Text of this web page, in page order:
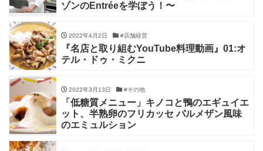
ゾンのEntréeを学ぼう！〜
2022年4月2日 #店舗経営
『名店と取り組むYouTube料理動画』01:オ
テル・ドゥ・ミクニ
2022年3月13日 #その他
「低糖質メニュー」キノコと鴨のエギュイエ
ット、半熟卵のフリカッセ パルメザン風味
のエミュルション